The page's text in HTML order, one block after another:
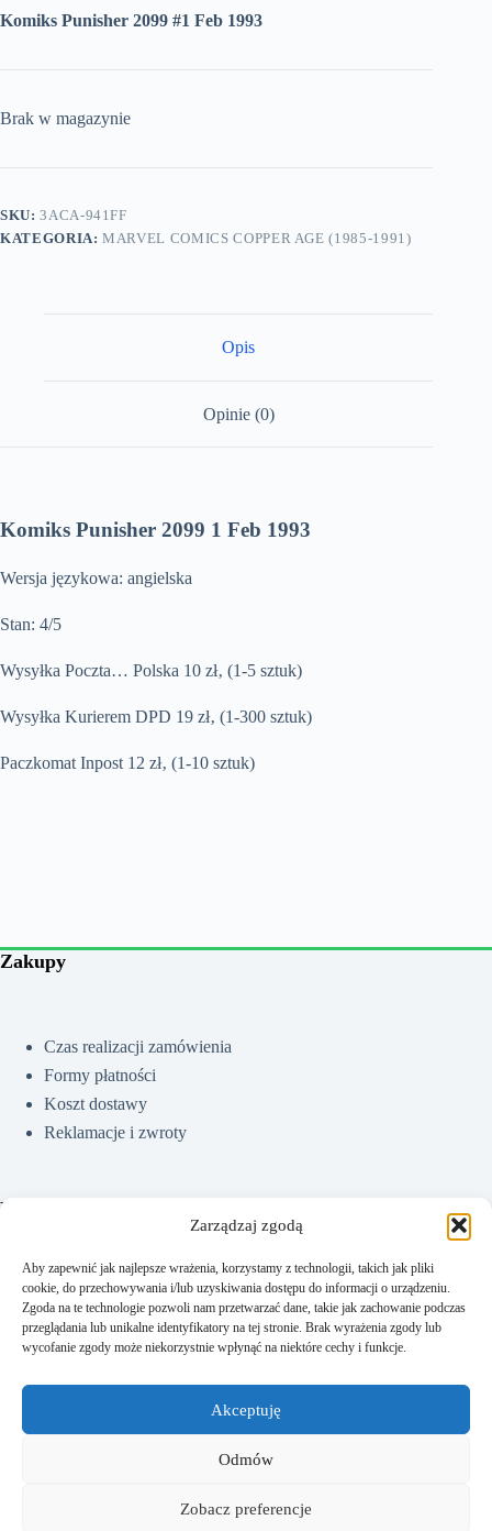
Zarządzaj zgodą
Aby zapewnić jak najlepsze wrażenia, korzystamy z technologii, takich jak pliki
cookie, do przechowywania i/lub uzyskiwania dostępu do informacji o urządzeniu.
Zgoda na te technologie pozwoli nam przetwarzać dane, takie jak zachowanie podczas
przeglądania lub unikalne identyfikatory na tej stronie. Brak wyrażenia zgody lub
wycofanie zgody może niekorzystnie wpłynąć na niektóre cechy i funkcje.
Akceptuję
Odmów
Zobacz preferencje
Komiks Punisher 2099 #1 Feb 1993
Brak w magazynie
SKU:3ACA-941FF
KATEGORIA:MARVEL COMICS COPPER AGE (1985-1991)
Opis
Opinie (0)
Komiks Punisher 2099 1 Feb 1993
Wersja językowa: angielska
Stan: 4/5
Wysyłka Poczta… Polska 10 zł‚ (1-5 sztuk)
Wysyłka Kurierem DPD 19 zł‚ (1-300 sztuk)
Paczkomat Inpost 12 zł‚ (1-10 sztuk)
Zakupy
Czas realizacji zamówienia
Formy płatności
Koszt dostawy
Reklamacje i zwroty
Pomoc
Jak kupować?
Częste pytania
Polityka prywatności
Regulamin sklepu